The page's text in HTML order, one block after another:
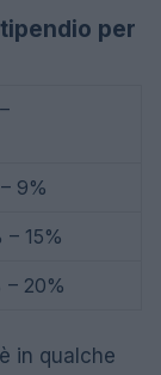
per
9%
– 15%
– 20%
in qualche